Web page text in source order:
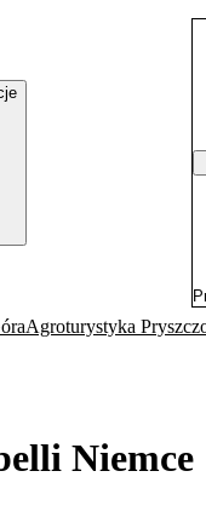
Agroturystyka
Niemce